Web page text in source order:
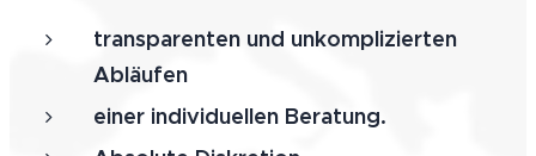
transparenten und unkomplizierten
Abläufen
einer individuellen Beratung.